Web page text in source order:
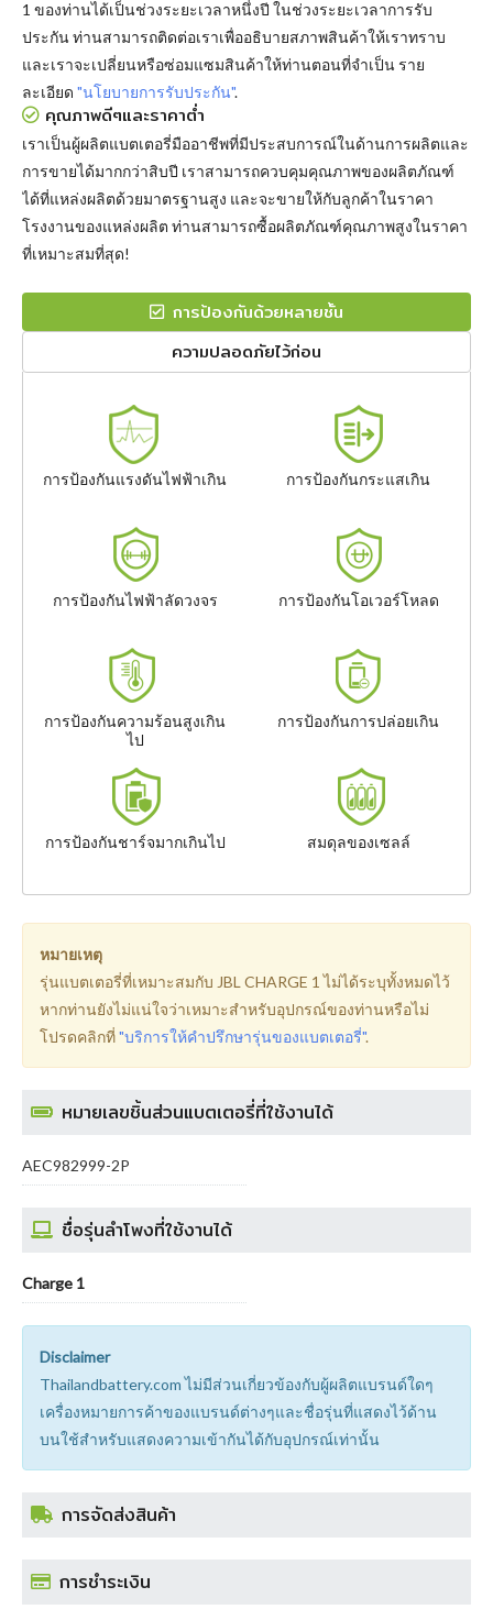
1 ของท่านได้เป็นช่วงระยะเวลาหนึ่งปี ในช่วงระยะเวลาการรับ
ประกัน ท่านสามารถติดต่อเราเพื่ออธิบายสภาพสินค้าให้เราทราบ
และเราจะเปลี่ยนหรือซ่อมแซมสินค้าให้ท่านตอนที่จำเป็น ราย
ละเอียด "นโยบายการรับประกัน".
คุณภาพดีๆและราคาต่ำ
เราเป็นผู้ผลิตแบตเตอรี่มืออาชีพที่มีประสบการณ์ในด้านการผลิตและ
การขายได้มากกว่าสิบปี เราสามารถควบคุมคุณภาพของผลิตภัณฑ์
ได้ที่แหล่งผลิตด้วยมาตรฐานสูง และจะขายให้กับลูกค้าในราคา
โรงงานของแหล่งผลิต ท่านสามารถซื้อผลิตภัณฑ์คุณภาพสูงในราคา
ที่เหมาะสมที่สุด!
การป้องกันด้วยหลายชั้น
ความปลอดภัยไว้ก่อน
การป้องกันแรงดันไฟฟ้าเกิน การป้องกันกระแสเกิน
การป้องกันไฟฟ้าลัดวงจร การป้องกันโอเวอร์โหลด
การป้องกันความร้อนสูงเกิน
ไป
การป้องกันการปล่อยเกิน
การป้องกันชาร์จมากเกินไป สมดุลของเซลล์
หมายเหตุ
รุ่นแบตเตอรี่ที่เหมาะสมกับ JBL CHARGE 1 ไม่ได้ระบุทั้งหมดไว้
หากท่านยังไม่แน่ใจว่าเหมาะสำหรับอุปกรณ์ของท่านหรือไม่
โปรดคลิกที่"บริการให้คำปรึกษารุ่นของแบตเตอรี่".
หมายเลขชิ้นส่วนแบตเตอรี่ที่ใช้งานได้
AEC982999-2P
ชื่อรุ่นลำโพงที่ใช้งานได้
Charge 1
Disclaimer
Thailandbattery.com ไม่มีส่วนเกี่ยวข้องกับผู้ผลิตแบรนด์ใดๆ
เครื่องหมายการค้าของแบรนด์ต่างๆและชื่อรุ่นที่แสดงไว้ด้าน
บนใช้สำหรับแสดงความเข้ากันได้กับอุปกรณ์เท่านั้น
การจัดส่งสินค้า
การชำระเงิน